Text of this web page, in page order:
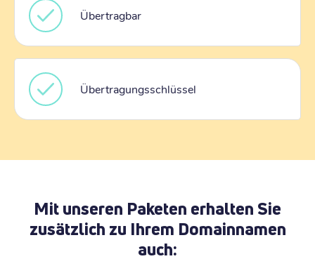
Übertragbar
Übertragungsschlüssel
Mit unseren Paketen erhalten Sie
zusätzlich zu Ihrem Domainnamen
auch: